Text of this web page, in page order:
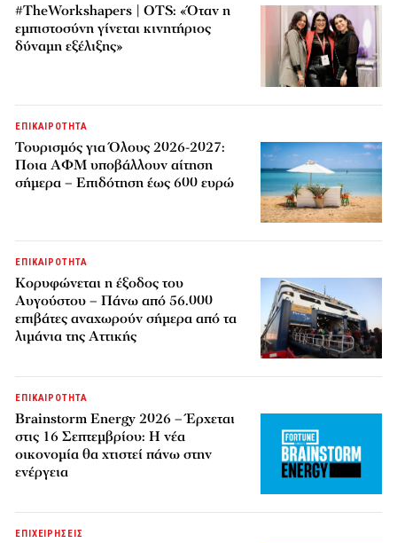
#TheWorkshapers | OTS: «Όταν η
εμπιστοσύνη γίνεται κινητήριος
δύναμη εξέλιξης»
ΕΠΙΚΑΙΡΟΤΗΤΑ
Τουρισμός για Όλους 2026-2027:
Ποια ΑΦΜ υποβάλλουν αίτηση
σήμερα – Επιδότηση έως 600 ευρώ
ΕΠΙΚΑΙΡΟΤΗΤΑ
Κορυφώνεται η έξοδος του
Αυγούστου – Πάνω από 56.000
επιβάτες αναχωρούν σήμερα από τα
λιμάνια της Αττικής
ΕΠΙΚΑΙΡΟΤΗΤΑ
Brainstorm Energy 2026 – Έρχεται
στις 16 Σεπτεμβρίου: Η νέα
οικονομία θα χτιστεί πάνω στην
ενέργεια
ΕΠΙΧΕΙΡΗΣΕΙΣ